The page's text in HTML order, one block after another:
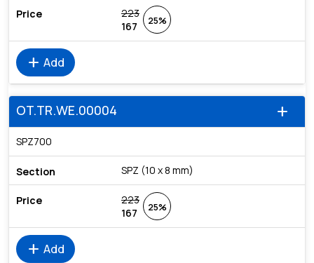
223
167
25%
add Add
add
OT.TR.WE.00004
SPZ700
SPZ (10 x 8 mm)
223
167
25%
add Add